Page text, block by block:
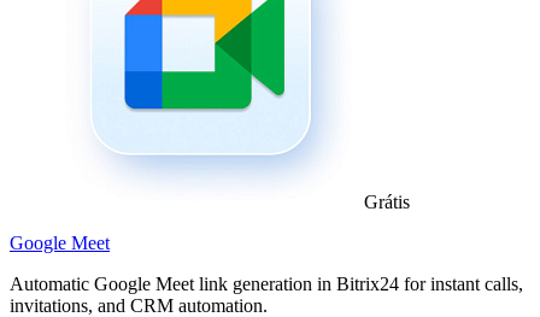
Grátis
Google Meet
Automatic Google Meet link generation in Bitrix24 for instant calls,
invitations, and CRM automation.